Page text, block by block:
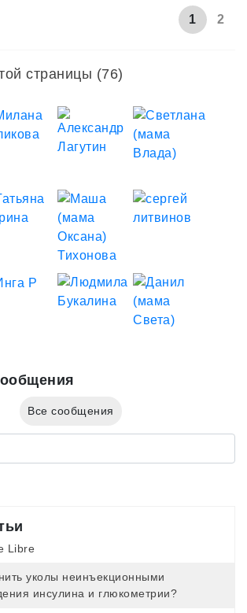
1 2
страницы (76)
Все сообщения
Libre
уколы неинъекционными
инсулина и глюкометрии?